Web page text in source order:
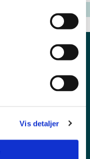
Vis detaljer